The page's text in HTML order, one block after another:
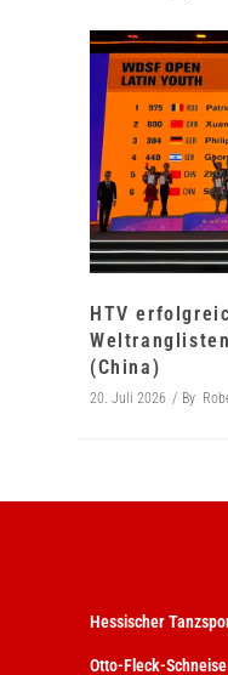
HTV
(China)
20. Juli 2026 By
Hessischer
Otto-Fleck-